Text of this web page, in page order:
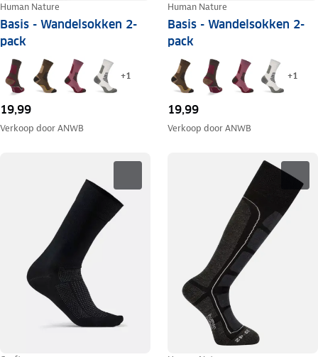
Human Nature
Basis - Wandelsokken 2-
pack
+1
19,99
Verkoop doorANWB
Human Nature
Basis - Wandelsokken 2-
pack
+1
19,99
Verkoop doorANWB